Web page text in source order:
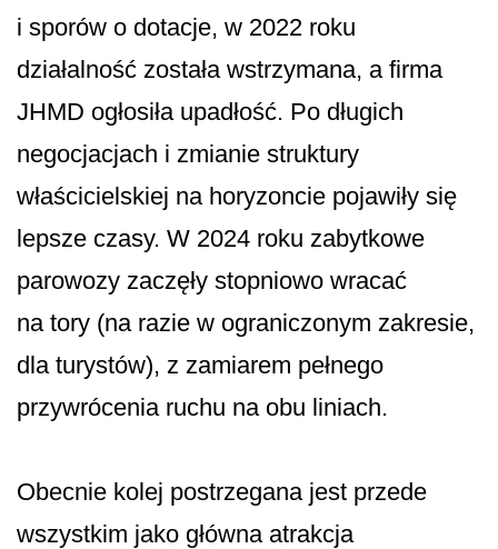
i sporów o dotacje, w 2022 roku
działalność została wstrzymana, a firma
JHMD ogłosiła upadłość. Po długich
negocjacjach i zmianie struktury
właścicielskiej na horyzoncie pojawiły się
lepsze czasy. W 2024 roku zabytkowe
parowozy zaczęły stopniowo wracać
na tory (na razie w ograniczonym zakresie,
dla turystów), z zamiarem pełnego
przywrócenia ruchu na obu liniach.
Obecnie kolej postrzegana jest przede
wszystkim jako główna atrakcja